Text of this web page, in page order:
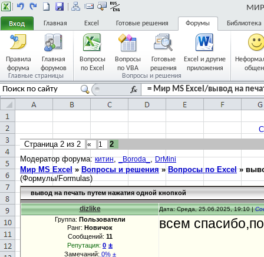
МИР
Главная Excel Готовые решения Форумы Библиотека
Правила
форума
Главная
форумов
Главные страницы
Вопросы
по Excel
Вопросы
по VBA
Готовые
решения
Excel и другие
приложения
Вопросы и решения
= Мир MS Excel/вывод на
Страница 2 из 2 « 1
2
Модератор форума:китин,_Boroda_,DrMini
Мир MS Excel » Вопросы и решения » Вопросы по Excel »
(Формулы/Formulas)
вывод на печать путем нажатия одной кнопкой
dizlike Дата: Среда, 25.06.2025, 19:10 |
Группа: Пользователи
Ранг: Новичок
Сообщений: 11
Репутация: 0 ±
Замечаний: 0% ±
всем